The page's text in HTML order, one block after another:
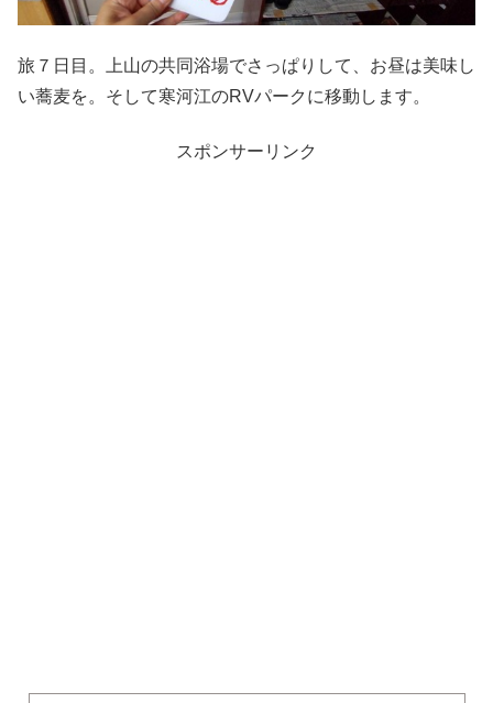
旅７日目。上山の共同浴場でさっぱりして、お昼は美味し
い蕎麦を。そして寒河江のRVパークに移動します。
スポンサーリンク